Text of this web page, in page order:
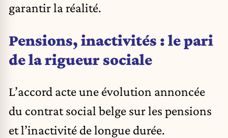
garantir la réalité.
Pensions, inactivités : le pari
de la rigueur sociale
L’accord acte une évolution annoncée
du contrat social belge sur les pensions
et l’inactivité de longue durée.